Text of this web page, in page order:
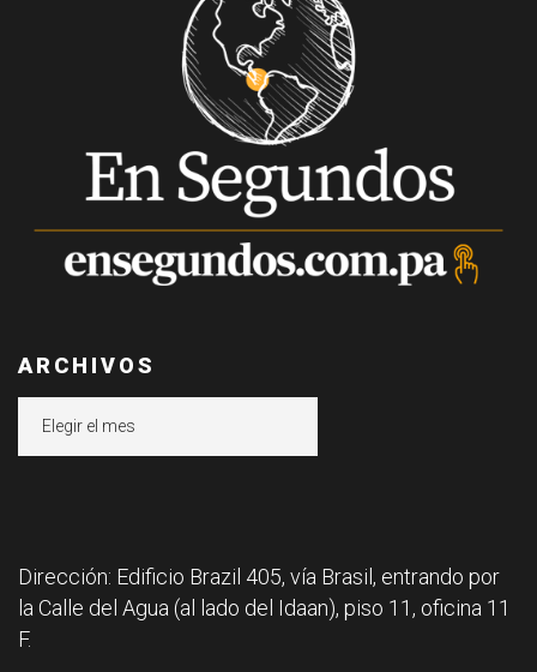
ARCHIVOS
Dirección: Edificio Brazil 405, vía Brasil, entrando por
la Calle del Agua (al lado del Idaan), piso 11, oficina 11
F.